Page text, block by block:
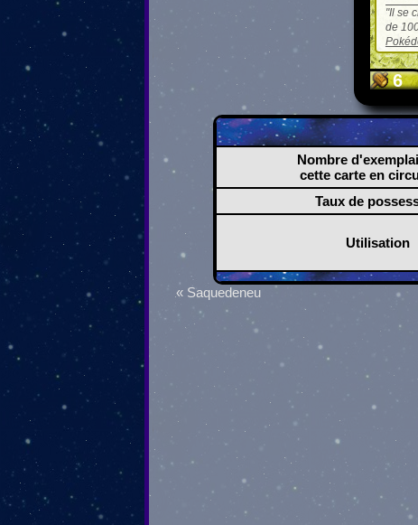
Il se
de
6
Nombre
cette carte en
Taux de
Utilisation
« Saquedeneu